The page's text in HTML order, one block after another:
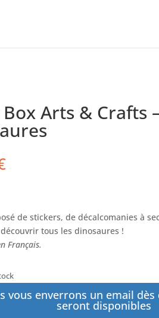
Arts & Crafts
de stickers, de décalcomanies à
tous les dinosaures !
Français.
vous enverrons un email dès
seront disponibles